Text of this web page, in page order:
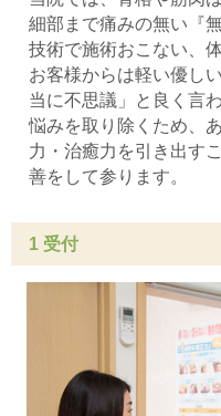
細部まで痛みの無い『
技術で施術おこない、
お客様からは軽い優し
当に不思議」と良く言
悩みを取り除くため、
力・治癒力を引き出す
善をして参ります。
1 受付